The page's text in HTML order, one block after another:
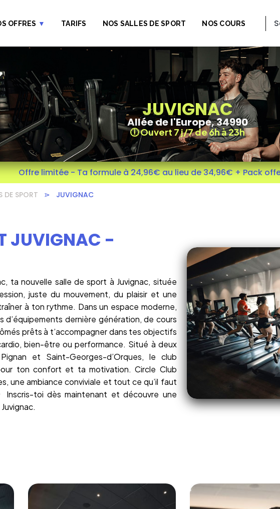
OFFRES ▼ TARIFS NOS SALLES DE SPORT NOS COURS
JUVIGNAC
Allée de l'Europe, 34990
🕕 Ouvert 7 j/7 de 6h à 23h
M'inscrire
Offre limitée - Ta formule à 24,96€ au lieu de 34,96€ + Pack
DE SPORT ⋗ JUVIGNAC
JUVIGNAC -
ta nouvelle salle de sport à Juvignac, située
juste du mouvement, du plaisir et une
à ton rythme. Dans un espace moderne,
d’équipements dernière génération, de cours
prêts à t’accompagner dans tes objectifs
bien-être ou performance. Situé à deux
et Saint-Georges-d’Orques, le club
ton confort et ta motivation. Circle Club
une ambiance conviviale et tout ce qu’il faut
toi dès maintenant et découvre une